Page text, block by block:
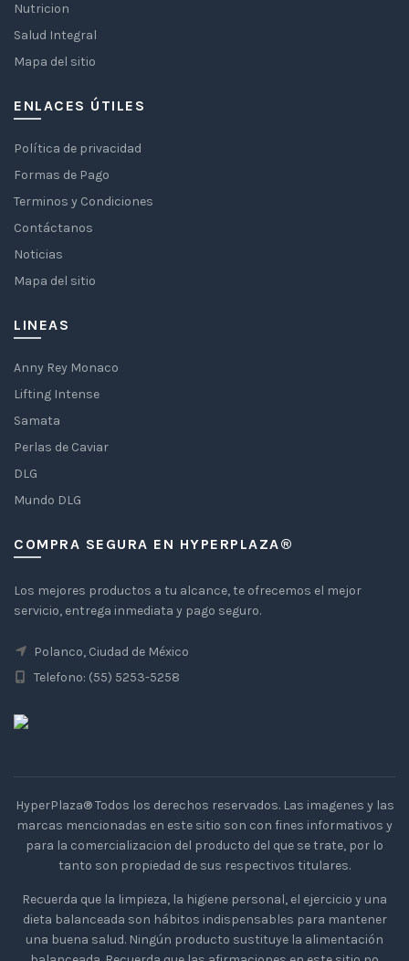
Nutricion
Salud Integral
Mapa del sitio
ENLACES ÚTILES
Política de privacidad
Formas de Pago
Terminos y Condiciones
Contáctanos
Noticias
Mapa del sitio
LINEAS
Anny Rey Monaco
Lifting Intense
Samata
Perlas de Caviar
DLG
Mundo DLG
COMPRA SEGURA EN HYPERPLAZA®
Los mejores productos a tu alcance, te ofrecemos el mejor
servicio, entrega inmediata y pago seguro.
Polanco, Ciudad de México
Telefono: (55) 5253-5258
HyperPlaza® Todos los derechos reservados. Las imagenes y las
marcas mencionadas en este sitio son con fines informativos y
para la comercializacion del producto del que se trate, por lo
tanto son propiedad de sus respectivos titulares.
Recuerda que la limpieza, la higiene personal, el ejercicio y una
dieta balanceada son hábitos indispensables para mantener
una buena salud. Ningún producto sustituye la alimentación